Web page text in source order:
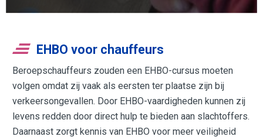
EHBO voor chauffeurs
Beroepschauffeurs zouden een EHBO-cursus moeten
volgen omdat zij vaak als eersten ter plaatse zijn bij
verkeersongevallen. Door EHBO-vaardigheden kunnen zij
levens redden door direct hulp te bieden aan slachtoffers.
Daarnaast zorgt kennis van EHBO voor meer veiligheid